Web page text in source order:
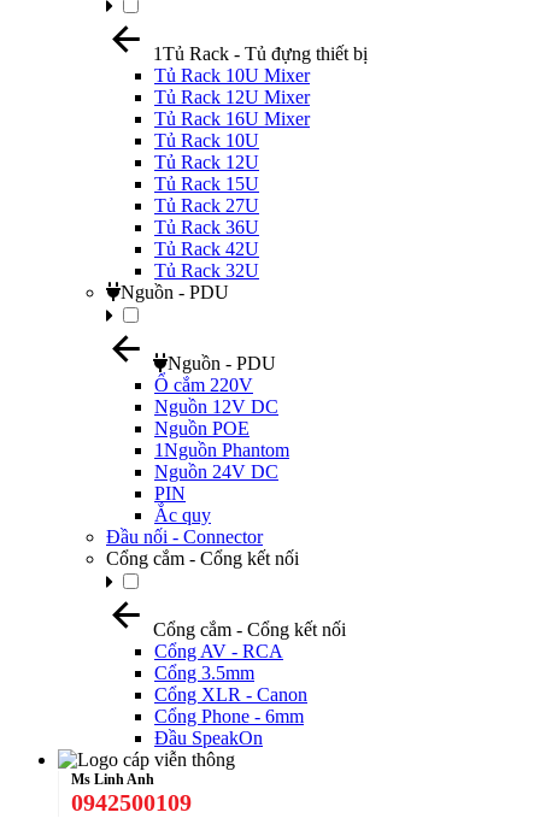
1Tủ Rack - Tủ đựng thiết bị
Tủ Rack 10U Mixer
Tủ Rack 12U Mixer
Tủ Rack 16U Mixer
Tủ Rack 10U
Tủ Rack 12U
Tủ Rack 15U
Tủ Rack 27U
Tủ Rack 36U
Tủ Rack 42U
Tủ Rack 32U
Nguồn - PDU
Nguồn - PDU
Ổ cắm 220V
Nguồn 12V DC
Nguồn POE
1Nguồn Phantom
Nguồn 24V DC
PIN
Ắc quy
Đầu nối - Connector
Cổng cắm - Cổng kết nối
Cổng cắm - Cổng kết nối
Cổng AV - RCA
Cổng 3.5mm
Cổng XLR - Canon
Cổng Phone - 6mm
Đầu SpeakOn
Ms Linh Anh
0942500109